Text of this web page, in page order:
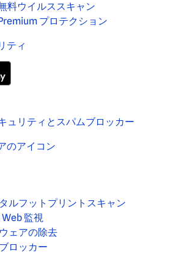
料ウイルススキャン
プロテクション
ティ
ュリティとスパムブロッカー
ルフットプリントスキャン
Web 監視
ェアの除去
ロッカー